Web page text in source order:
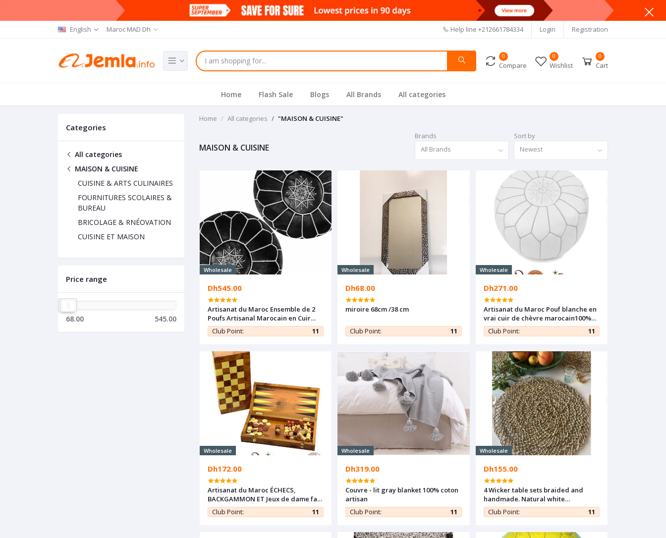
English Maroc MAD Dh Help line +212661784334 Login Registration
0
Compare
0
Wishlist
0
Cart
Home Flash Sale Blogs All Brands All categories
Categories
All categories
MAISON & CUISINE
CUISINE & ARTS CULINAIRES
FOURNITURES SCOLAIRES &
BUREAU
BRICOLAGE & RNÉOVATION
CUISINE ET MAISON
Price range
68.00 545.00
Home All categories "MAISON & CUISINE"
MAISON & CUISINE
Brands
All Brands
Sort by
Newest
Wholesale
Dh545.00
Artisanat du Maroc Ensemble de 2
Poufs Artisanal Marocain en Cuir
Véritable Fait Main (Noir)
Club Point: 11
Wholesale
Dh68.00
miroire 68cm /38 cm
Club Point: 11
Wholesale
Dh271.00
Artisanat du Maroc Pouf blanche en
vrai cuir de chèvre marocain100%
Fait main / Origine : Marrakech
Club Point: 11
Wholesale
Dh172.00
Artisanat du Maroc ÉCHECS,
BACKGAMMON ET Jeux de dame fait
dans la racine de Thuya et le
citronnier
Club Point: 11
Wholesale
Dh319.00
Couvre - lit gray blanket 100% coton
artisan
Club Point:
11
Wholesale
Dh155.00
4 Wicker table sets braided and
handmade. Natural white
placemats, Boho Placemats,
Handwoven Placemats, Table décor
Club Point: 11